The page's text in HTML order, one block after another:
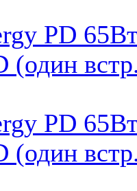
PD
(один
PD
(один